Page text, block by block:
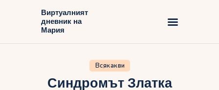
Виртуалният
дневник на
Мария
Виртуалният дневник на Мария
Всякакви
Синдромът Златка